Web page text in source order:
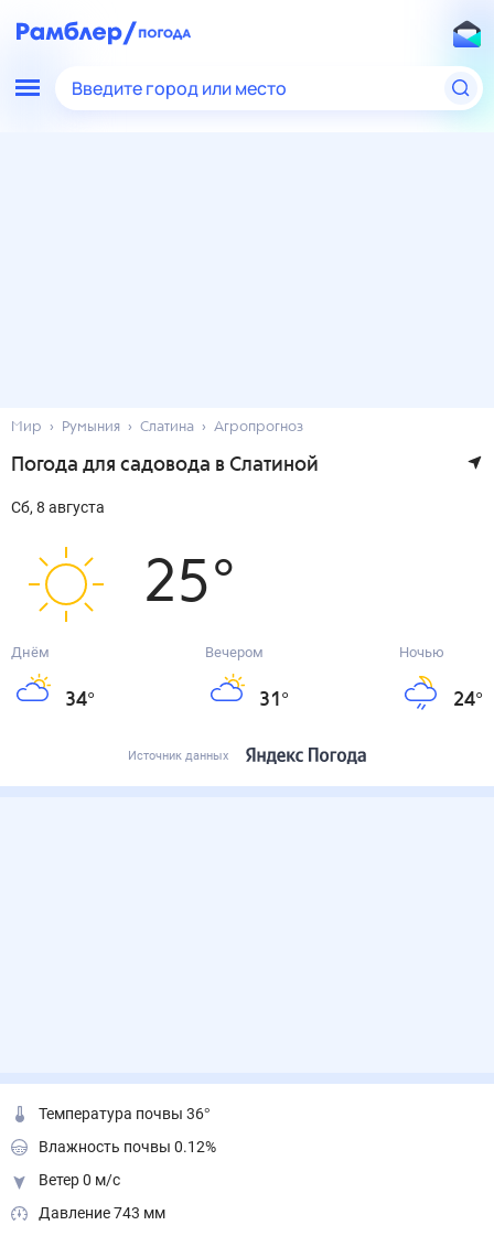
Введите город или место
Мир Румыния Слатина Агропрогноз
Погода для садовода в Слатиной
сб, 8 августа
25°
Днём
34°
Вечером
31 °
Ночью
24°
Источник данных
Температура почвы 36°
Влажность почвы 0.12%
Ветер 0 м/с
Давление 743 мм